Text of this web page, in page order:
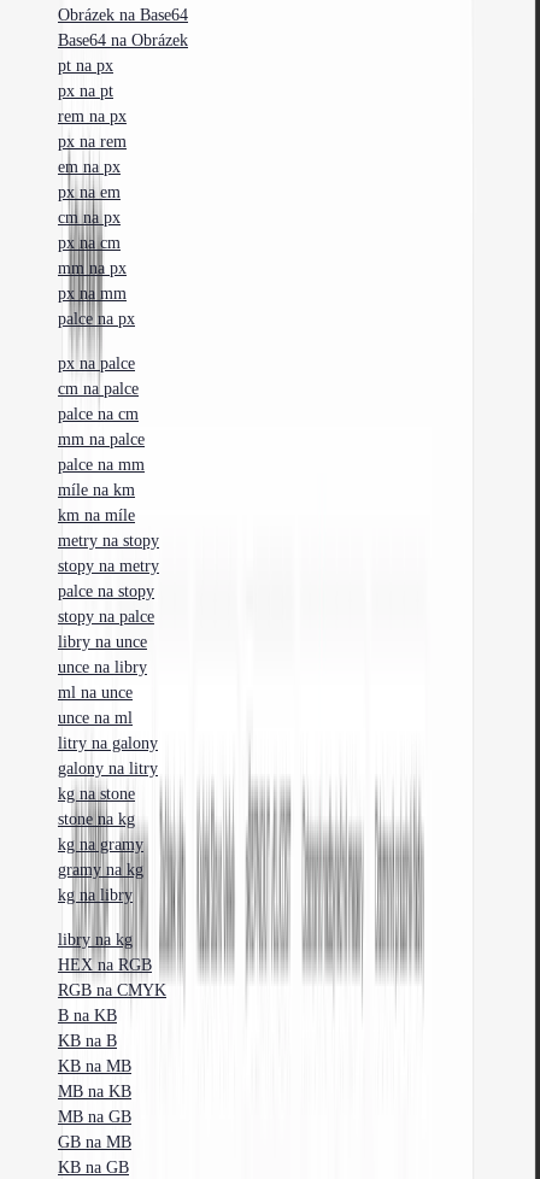
Obrázek na Base64
Base64 na Obrázek
pt na px
px na pt
rem na px
px na rem
em na px
px na em
cm na px
px na cm
mm na px
px na mm
palce na px
px na palce
cm na palce
palce na cm
mm na palce
palce na mm
míle na km
km na míle
metry na stopy
stopy na metry
palce na stopy
stopy na palce
libry na unce
unce na libry
ml na unce
unce na ml
litry na galony
galony na litry
kg na stone
stone na kg
kg na gramy
gramy na kg
kg na libry
libry na kg
HEX na RGB
RGB na CMYK
B na KB
KB na B
KB na MB
MB na KB
MB na GB
GB na MB
KB na GB